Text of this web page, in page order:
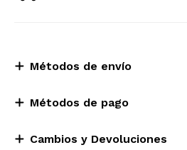
Métodos de envío
Métodos de pago
Cambios y Devoluciones